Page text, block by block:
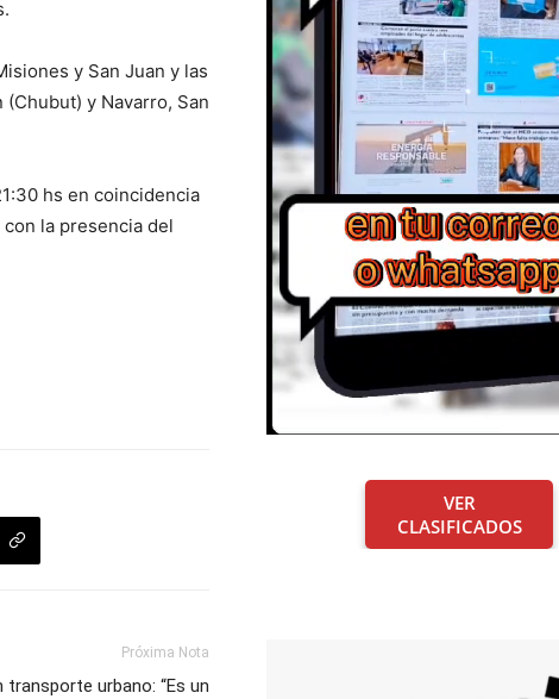
y San Juan y las
y Navarro, San
hs en coincidencia
la presencia del
Próxima Nota
transporte urbano: “Es un
VER
CLASIFICADOS